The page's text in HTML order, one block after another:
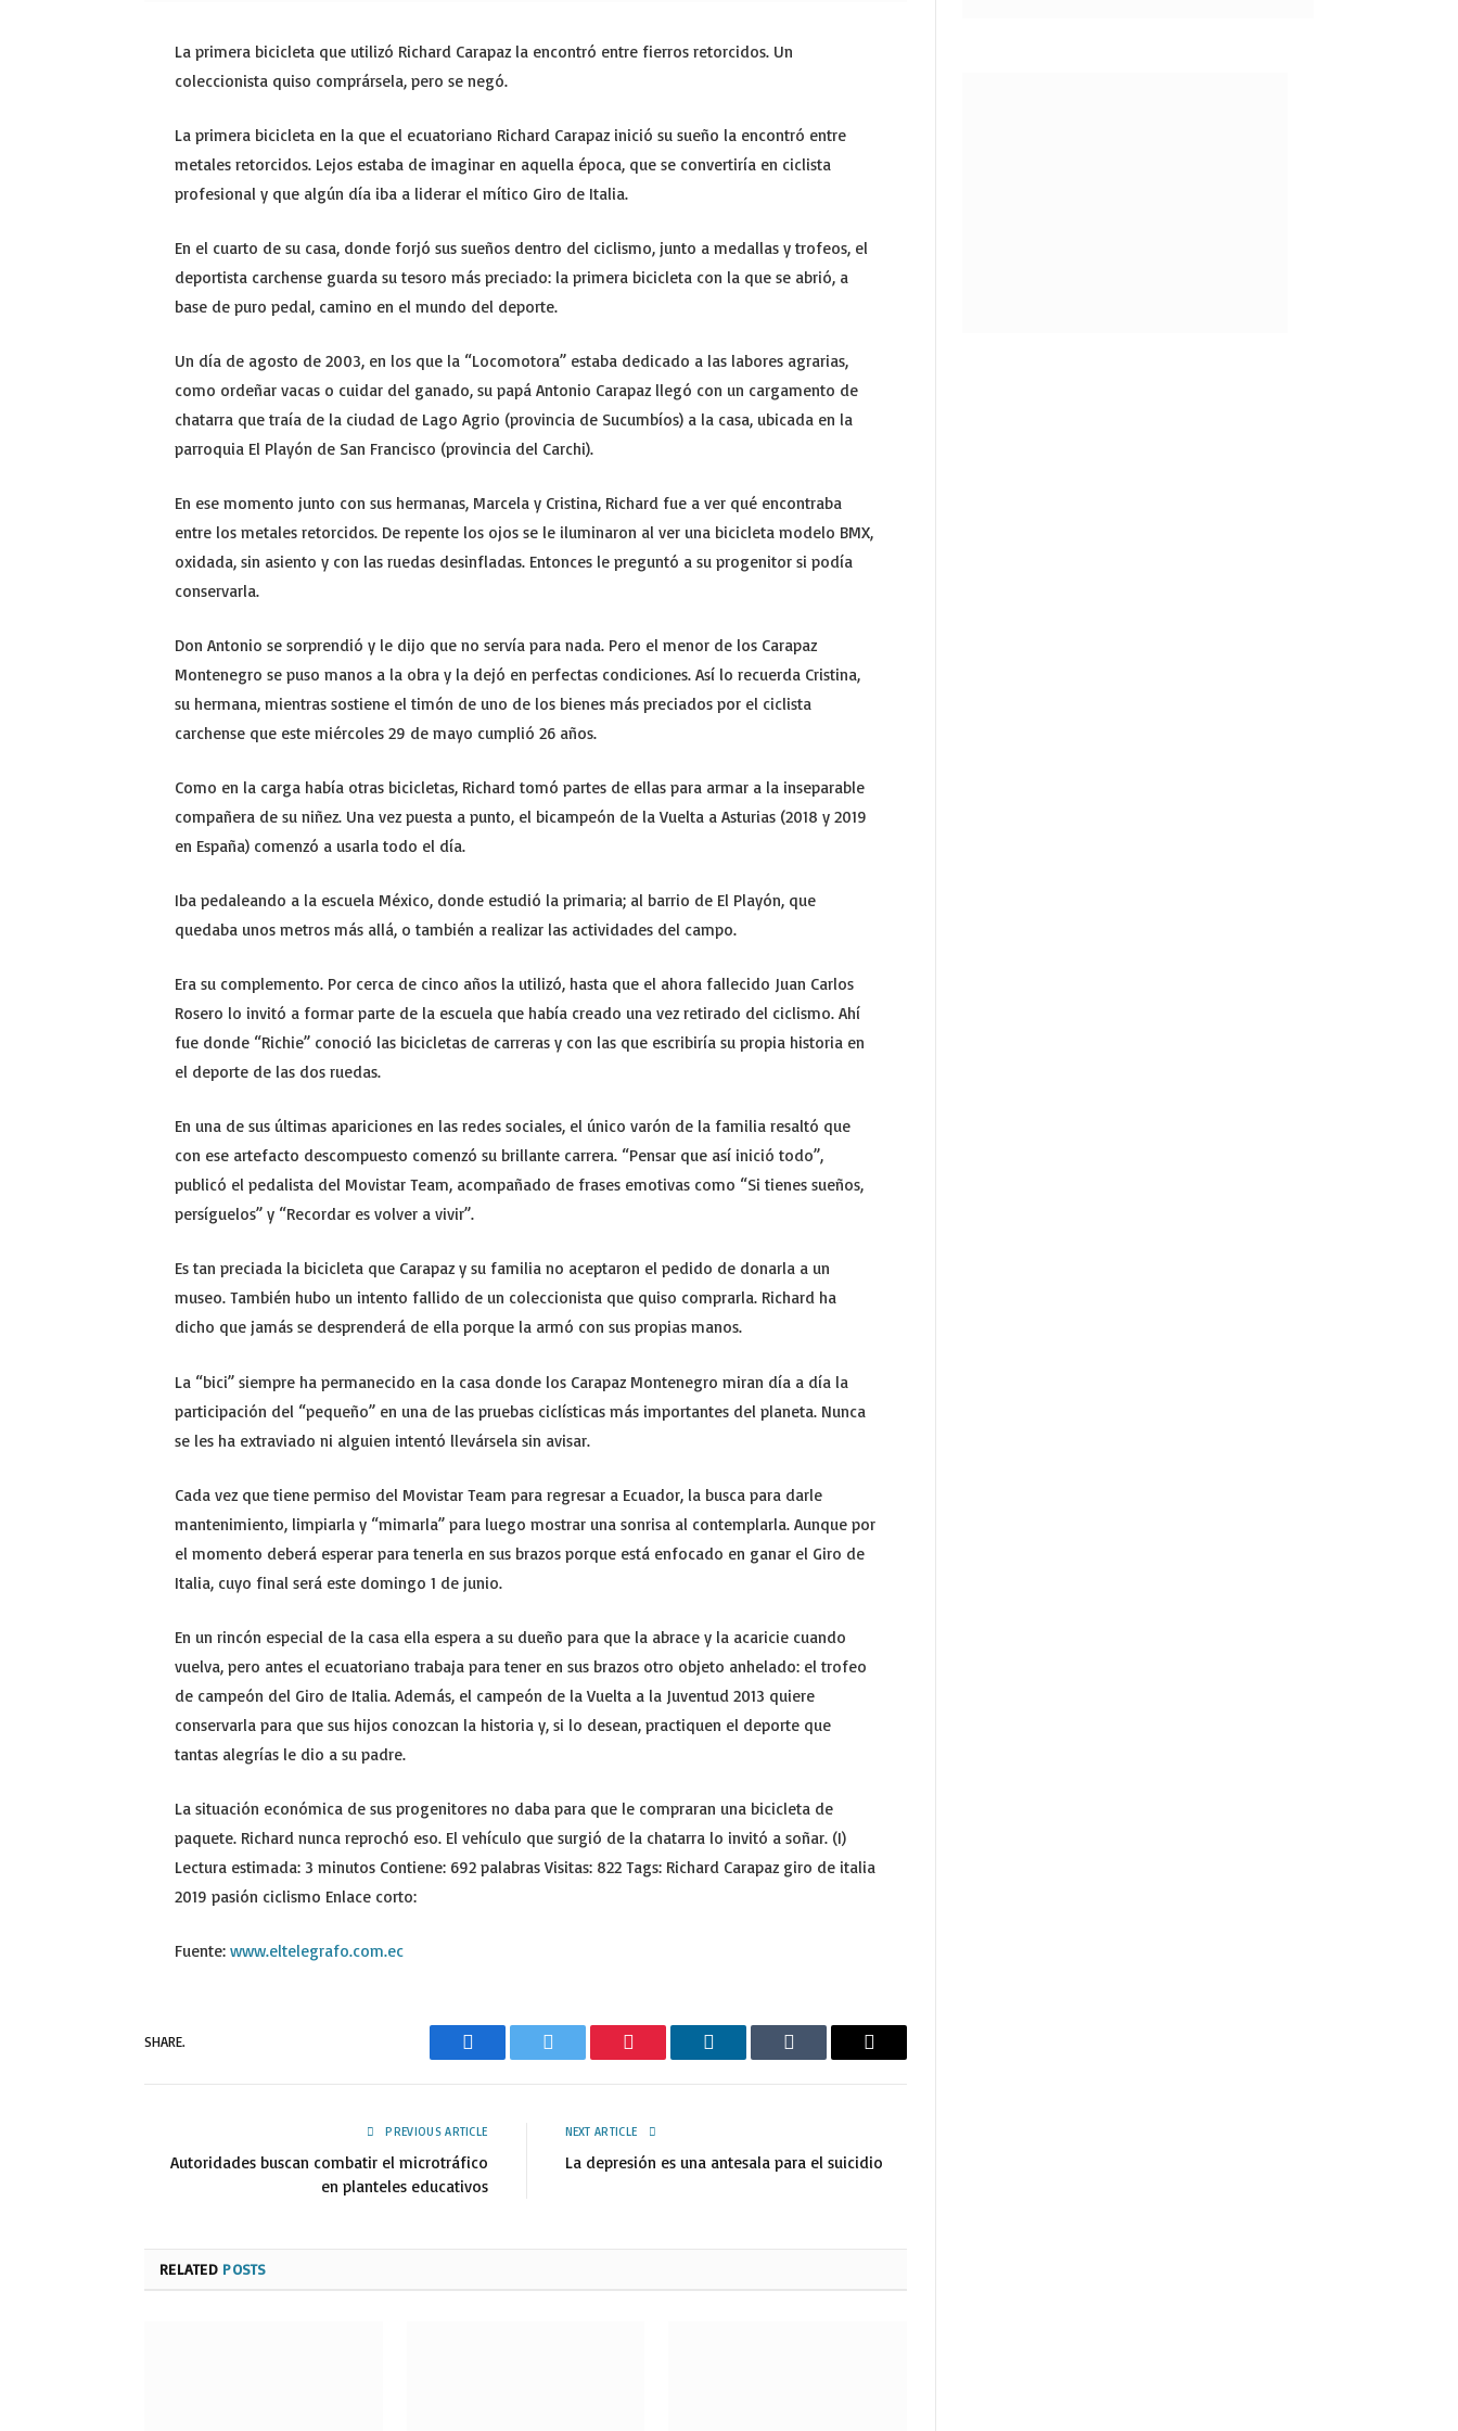
La primera bicicleta que utilizó Richard Carapaz la encontró entre fierros retorcidos. Un
coleccionista quiso comprársela, pero se negó.
La primera bicicleta en la que el ecuatoriano Richard Carapaz inició su sueño la encontró entre
metales retorcidos. Lejos estaba de imaginar en aquella época, que se convertiría en ciclista
profesional y que algún día iba a liderar el mítico Giro de Italia.
En el cuarto de su casa, donde forjó sus sueños dentro del ciclismo, junto a medallas y trofeos, el
deportista carchense guarda su tesoro más preciado: la primera bicicleta con la que se abrió, a
base de puro pedal, camino en el mundo del deporte.
Un día de agosto de 2003, en los que la “Locomotora” estaba dedicado a las labores agrarias,
como ordeñar vacas o cuidar del ganado, su papá Antonio Carapaz llegó con un cargamento de
chatarra que traía de la ciudad de Lago Agrio (provincia de Sucumbíos) a la casa, ubicada en la
parroquia El Playón de San Francisco (provincia del Carchi).
En ese momento junto con sus hermanas, Marcela y Cristina, Richard fue a ver qué encontraba
entre los metales retorcidos. De repente los ojos se le iluminaron al ver una bicicleta modelo BMX,
oxidada, sin asiento y con las ruedas desinfladas. Entonces le preguntó a su progenitor si podía
conservarla.
Don Antonio se sorprendió y le dijo que no servía para nada. Pero el menor de los Carapaz
Montenegro se puso manos a la obra y la dejó en perfectas condiciones. Así lo recuerda Cristina,
su hermana, mientras sostiene el timón de uno de los bienes más preciados por el ciclista
carchense que este miércoles 29 de mayo cumplió 26 años.
Como en la carga había otras bicicletas, Richard tomó partes de ellas para armar a la inseparable
compañera de su niñez. Una vez puesta a punto, el bicampeón de la Vuelta a Asturias (2018 y 2019
en España) comenzó a usarla todo el día.
Iba pedaleando a la escuela México, donde estudió la primaria; al barrio de El Playón, que
quedaba unos metros más allá, o también a realizar las actividades del campo.
Era su complemento. Por cerca de cinco años la utilizó, hasta que el ahora fallecido Juan Carlos
Rosero lo invitó a formar parte de la escuela que había creado una vez retirado del ciclismo. Ahí
fue donde “Richie” conoció las bicicletas de carreras y con las que escribiría su propia historia en
el deporte de las dos ruedas.
En una de sus últimas apariciones en las redes sociales, el único varón de la familia resaltó que
con ese artefacto descompuesto comenzó su brillante carrera. “Pensar que así inició todo”,
publicó el pedalista del Movistar Team, acompañado de frases emotivas como “Si tienes sueños,
persíguelos” y “Recordar es volver a vivir”.
Es tan preciada la bicicleta que Carapaz y su familia no aceptaron el pedido de donarla a un
museo. También hubo un intento fallido de un coleccionista que quiso comprarla. Richard ha
dicho que jamás se desprenderá de ella porque la armó con sus propias manos.
La “bici” siempre ha permanecido en la casa donde los Carapaz Montenegro miran día a día la
participación del “pequeño” en una de las pruebas ciclísticas más importantes del planeta. Nunca
se les ha extraviado ni alguien intentó llevársela sin avisar.
Cada vez que tiene permiso del Movistar Team para regresar a Ecuador, la busca para darle
mantenimiento, limpiarla y “mimarla” para luego mostrar una sonrisa al contemplarla. Aunque por
el momento deberá esperar para tenerla en sus brazos porque está enfocado en ganar el Giro de
Italia, cuyo final será este domingo 1 de junio.
En un rincón especial de la casa ella espera a su dueño para que la abrace y la acaricie cuando
vuelva, pero antes el ecuatoriano trabaja para tener en sus brazos otro objeto anhelado: el trofeo
de campeón del Giro de Italia. Además, el campeón de la Vuelta a la Juventud 2013 quiere
conservarla para que sus hijos conozcan la historia y, si lo desean, practiquen el deporte que
tantas alegrías le dio a su padre.
La situación económica de sus progenitores no daba para que le compraran una bicicleta de
paquete. Richard nunca reprochó eso. El vehículo que surgió de la chatarra lo invitó a soñar. (I)
Lectura estimada: 3 minutos Contiene: 692 palabras Visitas: 822 Tags: Richard Carapaz giro de italia
2019 pasión ciclismo Enlace corto:
Fuente: www.eltelegrafo.com.ec
SHARE.
Facebook Twitter Pinterest LinkedIn Tumblr Email
PREVIOUS ARTICLE
Autoridades buscan combatir el microtráfico
en planteles educativos
NEXT ARTICLE
La depresión es una antesala para el suicidio
RELATED POSTS